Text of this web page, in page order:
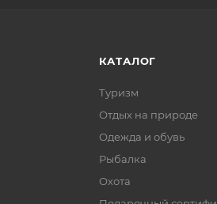
КАТАЛОГ
Туризм
Отдых на природе
Одежда и обувь
Рыбалка
Охота